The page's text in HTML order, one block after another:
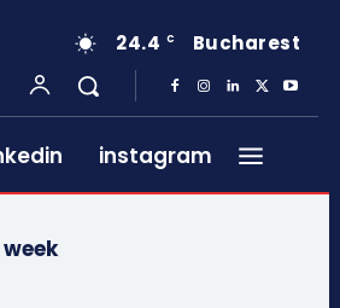
24.4 C Bucharest
instagram